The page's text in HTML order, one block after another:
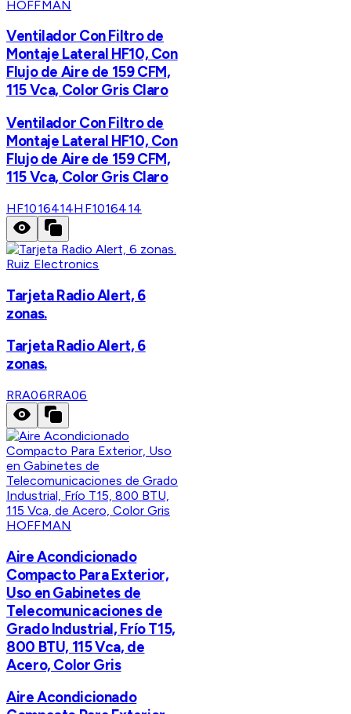
HOFFMAN
Ventilador Con Filtro de
Montaje Lateral HF10, Con
Flujo de Aire de 159 CFM,
115 Vca, Color Gris Claro
Ventilador Con Filtro de
Montaje Lateral HF10, Con
Flujo de Aire de 159 CFM,
115 Vca, Color Gris Claro
HF1016414HF1016414
Ruiz Electronics
Tarjeta Radio Alert, 6
zonas.
Tarjeta Radio Alert, 6
zonas.
RRA06RRA06
HOFFMAN
Aire Acondicionado
Compacto Para Exterior,
Uso en Gabinetes de
Telecomunicaciones de
Grado Industrial, Frío T15,
800 BTU, 115 Vca, de
Acero, Color Gris
Aire Acondicionado